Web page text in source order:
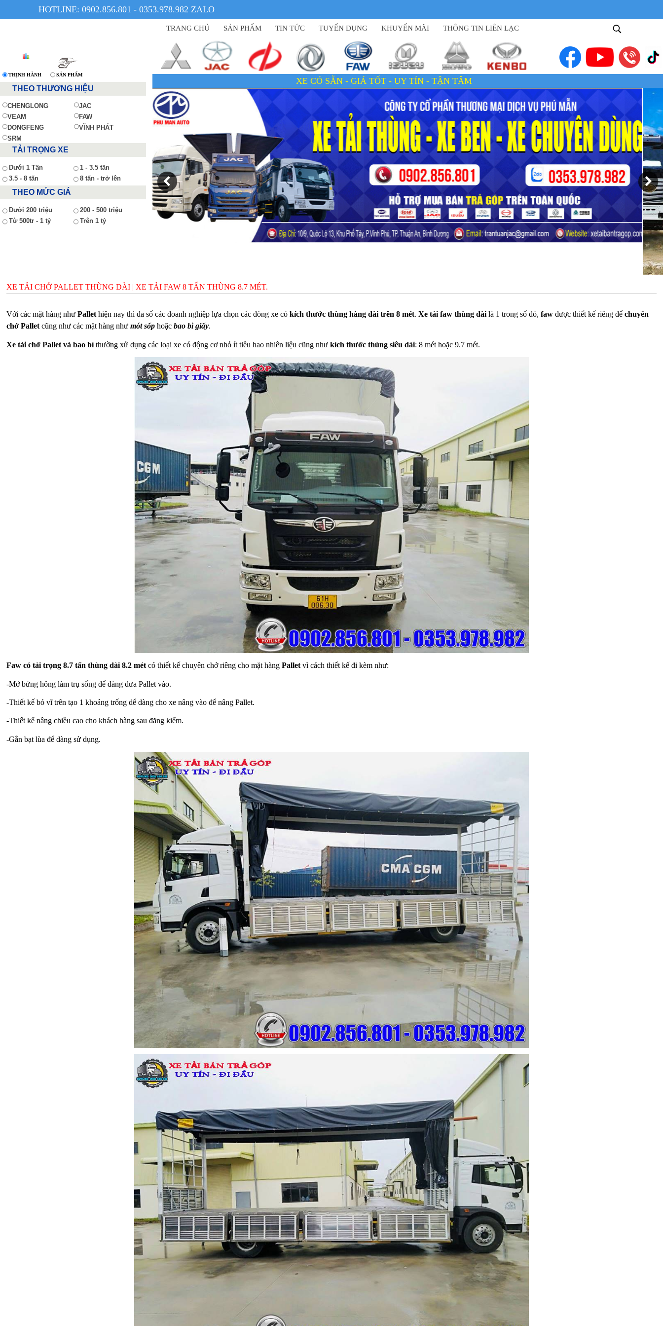
HOTLINE: 0902.856.801 - 0353.978.982 ZALO
TRANG CHỦ SẢN PHẨM TIN TỨC TUYỂN DỤNG KHUYẾN MÃI THÔNG TIN LIÊN LẠC
XE CÓ SẴN - GIÁ TỐT - UY TÍN - TẬN TÂM
THỊNH HÀNH SẢN PHẨM
THEO THƯƠNG HIỆU
CHENGLONG
JAC
VEAM
FAW
DONGFENG
VĨNH PHÁT
SRM
TẢI TRỌNG XE
Dưới 1 Tấn
1 - 3.5 tấn
3.5 - 8 tấn
8 tấn - trở lên
THEO MỨC GIÁ
Dưới 200 triệu
200 - 500 triệu
Từ 500tr - 1 tỷ
Trên 1 tỷ
XE TẢI CHỞ PALLET THÙNG DÀI | XE TẢI FAW 8 TẤN THÙNG 8.7 MÉT.
Với các mặt hàng nhưPallet hiện nay thì đa số các doanh nghiệp lựa chọn các dòng xe cókích thước thùng hàng dài trên 8 mét.Xe tải faw thùng dài là 1 trong số đó,faw được thiết kế riêng đểchuyên
chở Pallet cũng như các mặt hàng nhưmót sốp hoặcbao bì giấy.
Xe tải chở Pallet và bao bì thường xử dụng các loại xe có động cơ nhỏ ít tiêu hao nhiên liệu cũng nhưkích thước thùng siêu dài: 8 mét hoặc 9.7 mét.
Faw có tải trọng 8.7 tấn thùng dài 8.2 mét có thiết kế chuyên chở riêng cho mặt hàngPallet vì cách thiết kế đi kèm như:
-Mở bửng hông làm trụ sống dể dàng đưa Pallet vào.
-Thiết kế bỏ vĩ trên tạo 1 khoảng trống dể dàng cho xe nâng vào để nâng Pallet.
-Thiết kế nâng chiều cao cho khách hàng sau đăng kiểm.
-Gắn bạt lùa để dàng sử dụng.